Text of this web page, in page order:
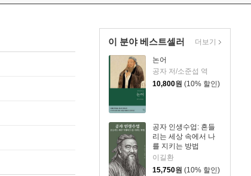
이 분야 베스트셀러
논어
공자 저/소준섭 역
10,800원 (10% 할인)
공자 인생수업: 흔들
리는 세상 속에서 나
를 지키는 방법
이길환
15,750원 (10% 할인)
더보기